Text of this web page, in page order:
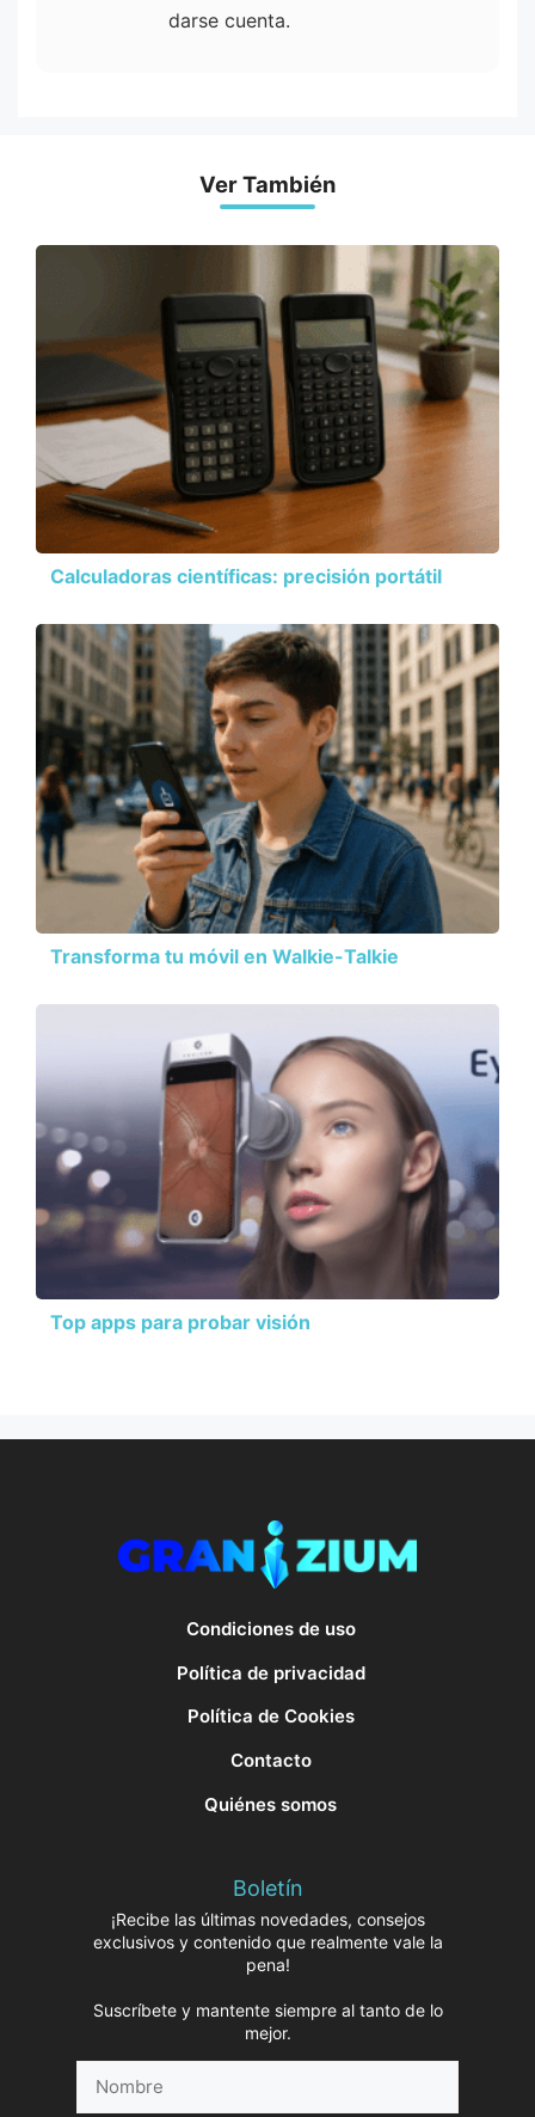
darse cuenta.
Ver También
Calculadoras científicas: precisión portátil
Transforma tu móvil en Walkie-Talkie
Top apps para probar visión
Condiciones de uso
Política de privacidad
Política de Cookies
Contacto
Quiénes somos
Boletín
¡Recibe las últimas novedades, consejos
exclusivos y contenido que realmente vale la
pena!
Suscríbete y mantente siempre al tanto de lo
mejor.